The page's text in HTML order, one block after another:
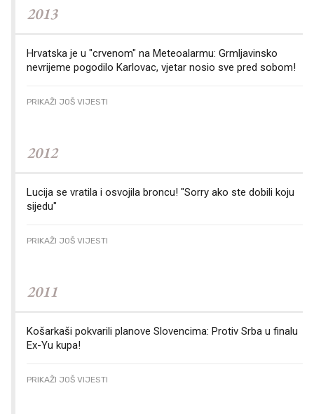
2013
Hrvatska je u "crvenom" na Meteoalarmu: Grmljavinsko
nevrijeme pogodilo Karlovac, vjetar nosio sve pred sobom!
PRIKAŽI JOŠ VIJESTI
2012
Lucija se vratila i osvojila broncu! "Sorry ako ste dobili koju
sijedu"
PRIKAŽI JOŠ VIJESTI
2011
Košarkaši pokvarili planove Slovencima: Protiv Srba u finalu
Ex-Yu kupa!
PRIKAŽI JOŠ VIJESTI